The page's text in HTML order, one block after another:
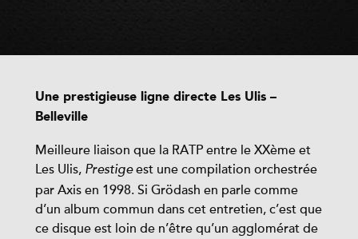
Une prestigieuse ligne directe Les Ulis –
Belleville
Meilleure liaison que la RATP entre le XXème et
Les Ulis, Prestigeest une compilation orchestrée
par Axis en 1998. Si Grödash en parle comme
d’un album commun dans cet entretien, c’est que
ce disque est loin de n’être qu’un agglomérat de